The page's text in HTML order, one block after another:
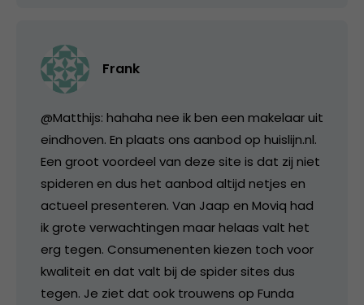
Frank
@Matthijs: hahaha nee ik ben een makelaar uit
eindhoven. En plaats ons aanbod op huislijn.nl.
Een groot voordeel van deze site is dat zij niet
spideren en dus het aanbod altijd netjes en
actueel presenteren. Van Jaap en Moviq had
ik grote verwachtingen maar helaas valt het
erg tegen. Consumenenten kiezen toch voor
kwaliteit en dat valt bij de spider sites dus
tegen. Je ziet dat ook trouwens op Funda